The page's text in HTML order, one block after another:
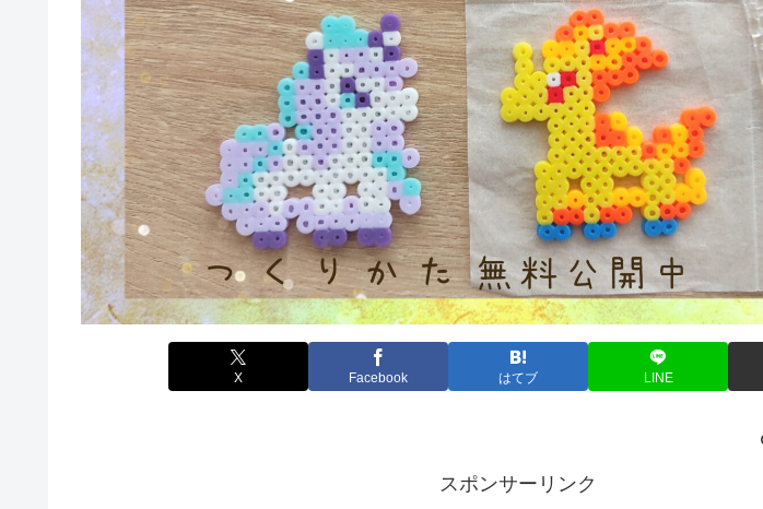
X Facebook はてブ LINE
スポンサーリンク